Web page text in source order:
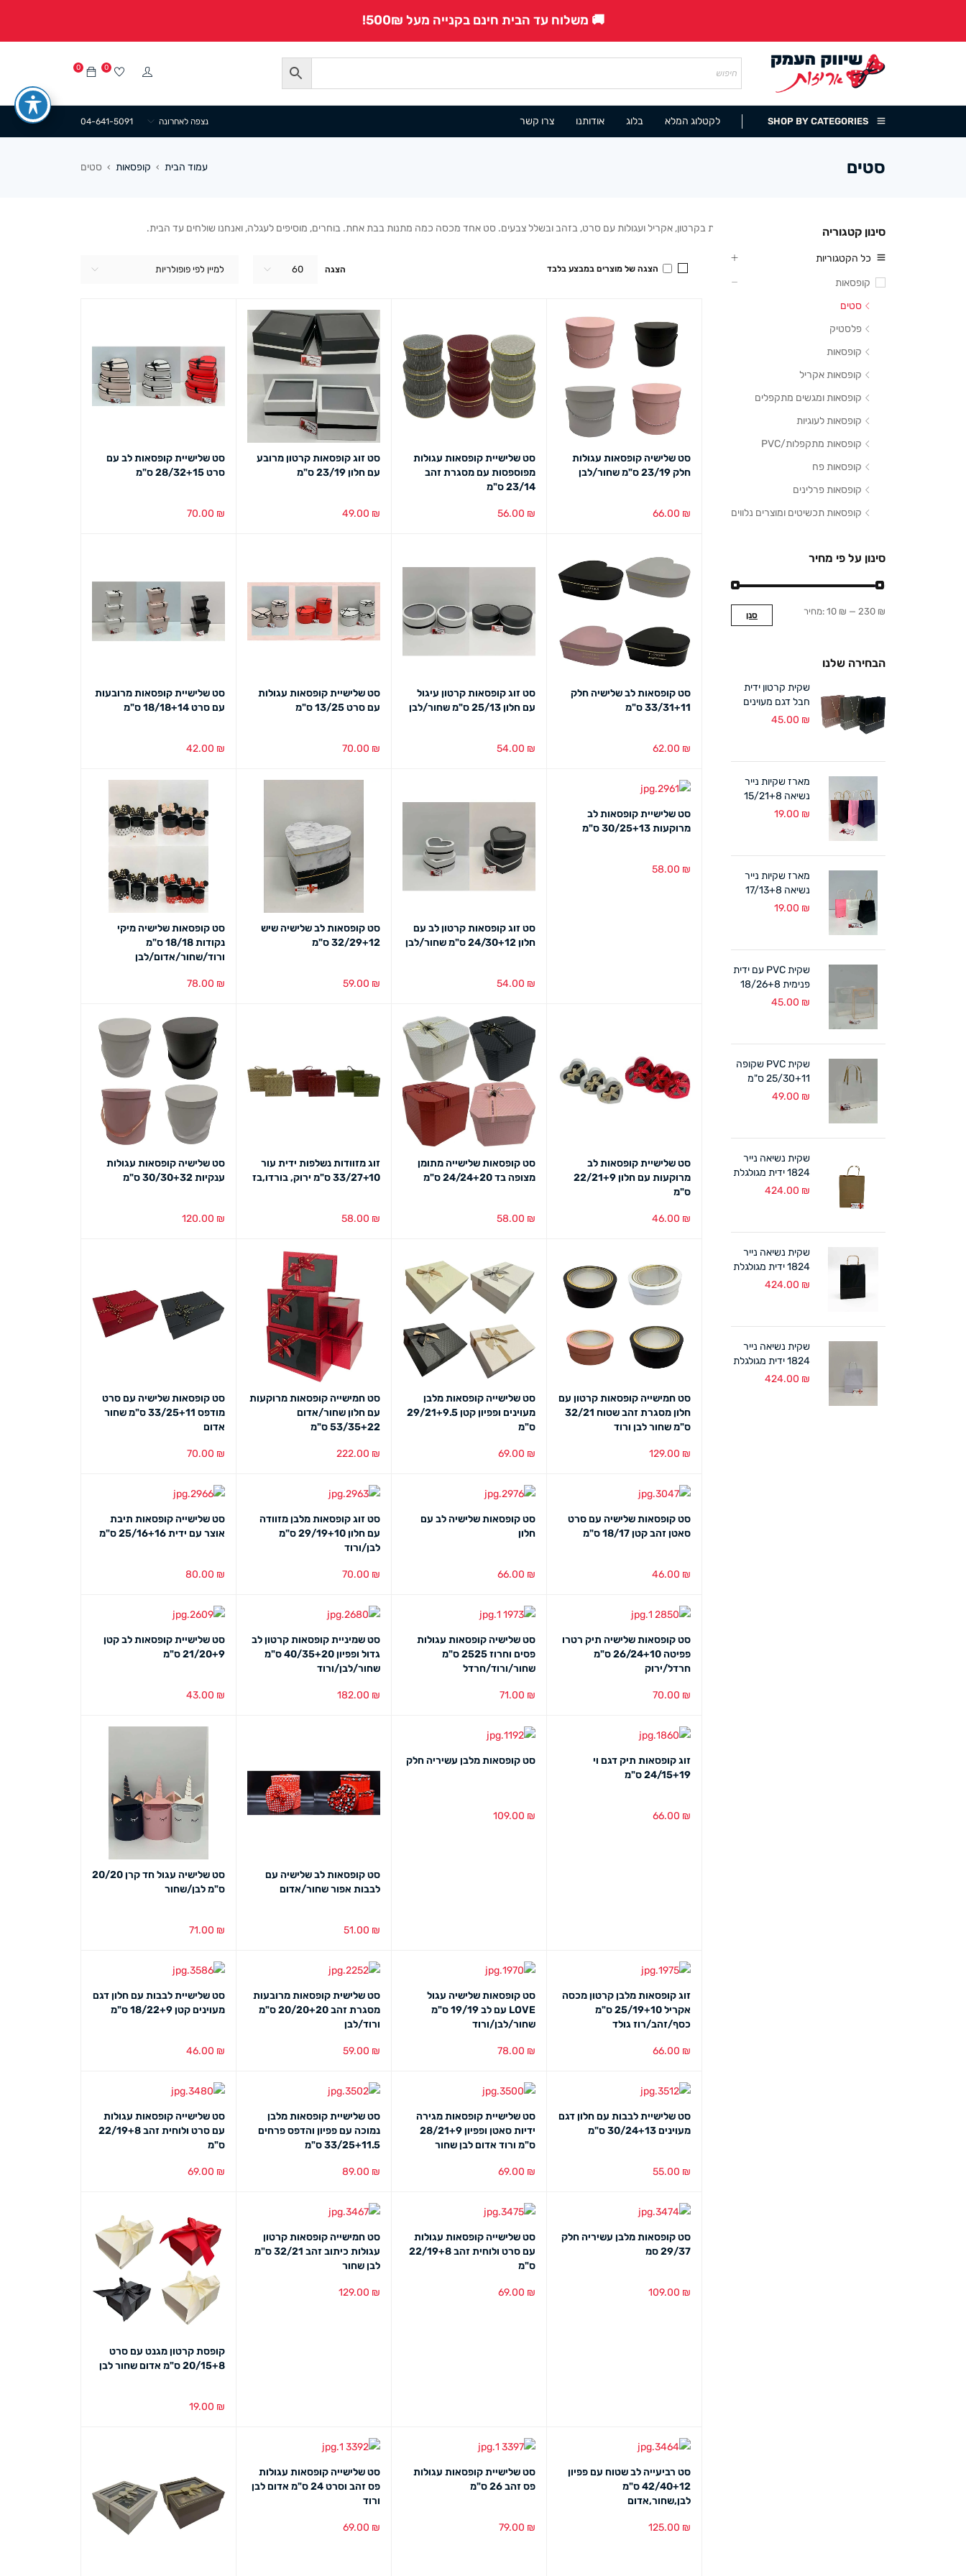
🚚 משלוח עד הבית חינם בקנייה מעל 500₪!
0 0
SHOP BY CATEGORIES לקטלוג המלא בלוג אודותנו צרו קשר 04-641-5091 נצפה לאחרונה
סטים עמוד הבית › קופסאות › סטים
סטים של קופסאות מתנה – שלישיות ועשיריות בקרטון, אקריל ועגולות עם סרט, בזהב ובשלל צבעים. סט אחד מכסה כמה מתנות בבת אחת. בוחרים, מוסיפים לעגלה, ואנחנו שולחים עד הבית.
סינון קטגוריה
כל הקטגוריות
קופסאות
סטים
פלסטיק
קופסאות
קופסאות אקריל
קופסאות ומגשים מתקפלים
קופסאות לעוגיות
קופסאות מתקפלות/PVC
קופסאות פח
קופסאות פרלינים
קופסאות תכשיטים ומוצרים נלווים
סינון על פי מחיר
סנן מחיר: 10 ₪ — 230 ₪
הבחירה שלנו
שקית קרטון ידית
חבל דגם מעוינים
45.00 ₪
מארז שקיות נייר
נשיאה 15/21+8
ס"מ ידית מגולגלת
19.00 ₪
מארז שקיות נייר
נשיאה 17/13+8
ס"מ ידית מגולגלת
19.00 ₪
שקית PVC עם ידית
פנימית 18/26+8
ס"מ (10 במארז)45.00 ₪
שקית PVC שקופה
25/30+11 ס"מ
49.00 ₪
שקית נשיאה נייר
1824 ידית מגולגלת
טבעי (300 יח')424.00 ₪
שקית נשיאה נייר
1824 ידית מגולגלת
שחור (300 יח')424.00 ₪
שקית נשיאה נייר
1824 ידית מגולגלת
לבן (300 יח')424.00 ₪
למיין לפי פופולריות הצגה 60 הצגה של מוצרים במבצע בלבד
סט שלישיה קופסאות עגולות
חלק 23/19 ס"מ שחור/לבן
66.00 ₪
סט שלישיית קופסאות עגולות
מפוספסות עם מסגרת זהב
23/14 ס"מ
56.00 ₪
סט זוג קופסאות קרטון מרובע
עם חלון 23/19 ס"מ
49.00 ₪
סט שלישיית קופסאות לב עם
סרט 28/32+15 ס"מ
70.00 ₪
סט קופסאות לב שלישיה חלק
33/31+11 ס"מ
62.00 ₪
סט זוג קופסאות קרטון עיגול
עם חלון 25/13 ס"מ שחור/לבן
54.00 ₪
סט שלישיית קופסאות עגולות
עם סרט 13/25 ס"מ
70.00 ₪
סט שלישיית קופסאות מרובעות
עם סרט 18/18+14 ס"מ
42.00 ₪
סט שלישיית קופסאות לב
מרוקעות 30/25+13 ס"מ
58.00 ₪
סט זוג קופסאות קרטון לב עם
חלון 24/30+12 ס"מ שחור/לבן
54.00 ₪
סט קופסאות לב שלישיה שיש
32/29+12 ס"מ
59.00 ₪
סט קופסאות שלישיה מיקי
נקודות 18/18 ס"מ
ורוד/שחור/אדום/לבן
78.00 ₪
סט שלישיית קופסאות לב
מרוקעות עם חלון 22/21+9
ס"מ
46.00 ₪
סט קופסאות שלישייה מתומן
מצופה בד 24/24+20 ס"מ
58.00 ₪
זוג מזוודות נשלפות ידית עור
33/27+10 ס"מ ירוק, בורדו,בז
58.00 ₪
סט שלישיה קופסאות עגולות
ענקיות 30/30+32 ס"מ
120.00 ₪
סט חמישייה קופסאות קרטון עם
חלון מסגרת זהב שטוח 32/21
ס"מ שחור לבן ורוד
129.00 ₪
סט שלישייה קופסאות מלבן
מעוינים ופפיון קטן 29/21+9.5
ס"מ
69.00 ₪
סט חמישייה קופסאות מרוקעות
עם חלון שחור/אדום
53/35+22 ס"מ
222.00 ₪
סט קופסאות שלישיה עם סרט
מודפס 33/25+11 ס"מ שחור
אדום
70.00 ₪
סט קופסאות שלישיה עם סרט
סאטן זהב קטן 18/17 ס"מ
46.00 ₪
סט קופסאות שלישיה לב עם
חלון
66.00 ₪
סט זוג קופסאות מלבן מזוודה
עם חלון 29/19+10 ס"מ
לבן/ורוד
70.00 ₪
סט שלישייה קופסאות תיבת
אוצר עם ידית 25/16+16 ס"מ
80.00 ₪
סט קופסאות שלישיה תיק רטרו
פפיטה 26/24+10 ס"מ
חרדל/ירוק
70.00 ₪
סט שלישיה קופסאות עגולות
פסים וחרוז 2525 ס"מ
שחור/ורוד/חרדל
71.00 ₪
סט שמיניית קופסאות קרטון לב
גדול ופפיון 40/35+20 ס"מ
שחור/לבן/ורוד
182.00 ₪
סט שלישיית קופסאות לב קטן
21/20+9 ס"מ
43.00 ₪
זוג קופסאות תיק דגם וי
24/15+19 ס"מ
66.00 ₪
סט קופסאות מלבן עשיריה חלק
109.00 ₪
סט קופסאות לב שלישיה עם
לבבות אפור שחור/אדום
51.00 ₪
סט שלישיה עגול חד קרן 20/20
ס"מ לבן/שחור
71.00 ₪
זוג קופסאות מלבן קרטון מכסה
אקריל 25/19+10 ס"מ
כסף/זהב/רוז גולד
66.00 ₪
סט קופסאות שלישיה עגול
LOVE עם לב 19/19 ס"מ
שחור/לבן/ורוד
78.00 ₪
סט שלישית קופסאות מרובעות
מסגרת זהב 20/20+20 ס"מ
ורוד/לבן
59.00 ₪
סט שלישיית לבבות עם חלון דגם
מעוינים קטן 18/22+9 ס"מ
46.00 ₪
סט שלישיית לבבות עם חלון דגם
מעוינים 30/24+13 ס"מ
55.00 ₪
סט שלישיית קופסאות מגירה
ידיות סאטן ופפיון 28/21+9
ס"מ ורוד אדום לבן שחור
69.00 ₪
סט שלישיית קופסאות מלבן
נמוכה עם פפיון והדפס פרחים
33/25+11.5 ס"מ
89.00 ₪
סט שלישייה קופסאות עגולות
עם סרט ולוחית זהב 22/19+8
ס"מ
69.00 ₪
סט קופסאות מלבן עשיריה חלק
29/37 סמ
109.00 ₪
סט שלישייה קופסאות עגולות
עם סרט ולוחית זהב 22/19+8
ס"מ
69.00 ₪
סט חמישייה קופסאות קרטון
עגולות כיתוב זהב 32/21 ס"מ
לבן שחור
129.00 ₪
קופסת קרטון מגנט עם סרט
20/15+8 ס"מ אדום שחור לבן
19.00 ₪
סט רביעייה לב שטוח עם פפיון
42/40+12 ס"מ
לבן,שחור,אדום
125.00 ₪
סט שלישיית קופסאות עגולות
פס זהב 26 ס"מ
79.00 ₪
סט שלישייה קופסאות עגולות
פס זהב וסרט 24 ס"מ אדום לבן
ורוד
69.00 ₪